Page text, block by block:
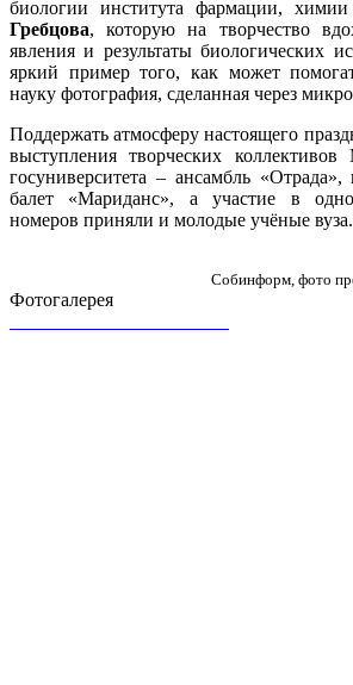
биологии института фармации,
Гребцова, которую на творчество
явления и результаты биологических
яркий пример того, как может
науку фотография, сделанная через
Поддержать атмосферу настоящего
выступления творческих
госуниверситета – ансамбль
балет «Мариданс», а участие в
номеров приняли и молодые учёные вуза.
Собинформ, фото
Фотогалерея